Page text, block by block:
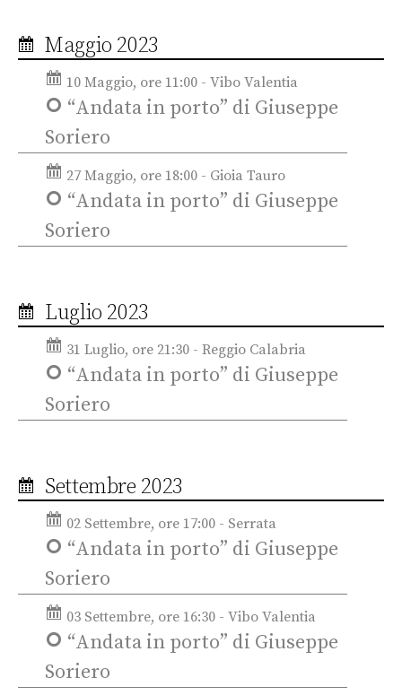
Maggio 2023
10 Maggio, ore 11:00 - Vibo Valentia
“Andata in porto” di Giuseppe
Soriero
27 Maggio, ore 18:00 - Gioia Tauro
“Andata in porto” di Giuseppe
Soriero
Luglio 2023
31 Luglio, ore 21:30 - Reggio Calabria
“Andata in porto” di Giuseppe
Soriero
Settembre 2023
02 Settembre, ore 17:00 - Serrata
“Andata in porto” di Giuseppe
Soriero
03 Settembre, ore 16:30 - Vibo Valentia
“Andata in porto” di Giuseppe
Soriero